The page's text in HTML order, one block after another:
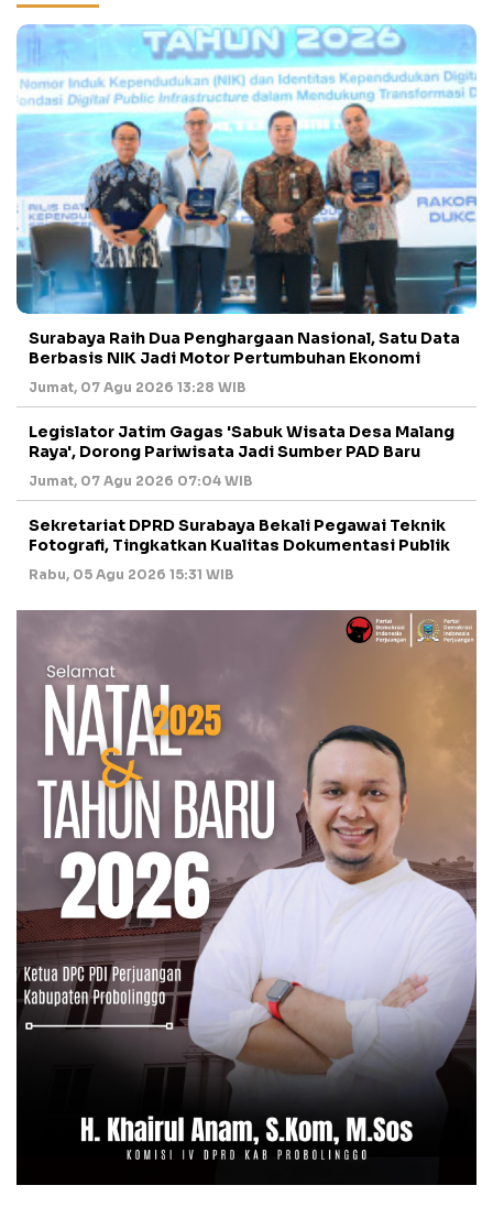
Surabaya Raih Dua Penghargaan Nasional, Satu Data
Berbasis NIK Jadi Motor Pertumbuhan Ekonomi
Jumat, 07 Agu 2026 13:28 WIB
Legislator Jatim Gagas 'Sabuk Wisata Desa Malang
Raya', Dorong Pariwisata Jadi Sumber PAD Baru
Jumat, 07 Agu 2026 07:04 WIB
Sekretariat DPRD Surabaya Bekali Pegawai Teknik
Fotografi, Tingkatkan Kualitas Dokumentasi Publik
Rabu, 05 Agu 2026 15:31 WIB